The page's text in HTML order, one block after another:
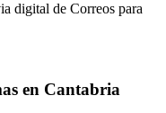
digital de Correos para
en Cantabria